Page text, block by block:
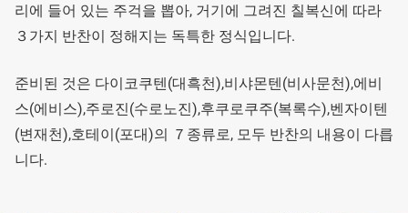
리에 들어 있는 주걱을 뽑아, 거기에 그려진 칠복신에 따라
３가지 반찬이 정해지는 독특한 정식입니다.
준비된 것은 다이코쿠텐(대흑천),비샤몬텐(비사문천),에비
스(에비스),주로진(수로노진),후쿠로쿠주(복록수),벤자이텐
(변재천),호테이(포대)의 ７종류로, 모두 반찬의 내용이 다릅
니다.